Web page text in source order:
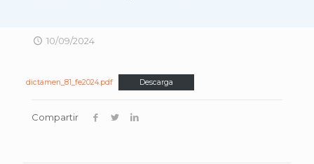
10/09/2024
dictamen_81_fe2024.pdf Descarga
Compartir